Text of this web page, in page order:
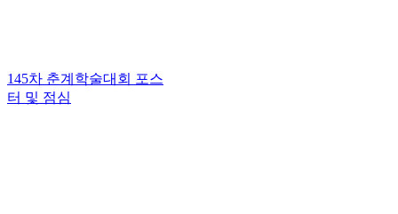
145차 춘계학술대회 포스
터 및 점심